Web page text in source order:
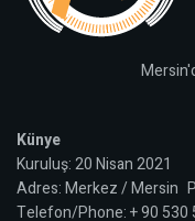
Künye
Kuruluş: 20 Nisan 2021
Adres: Merkez / Mersin
Telefon/Phone: + 90 530